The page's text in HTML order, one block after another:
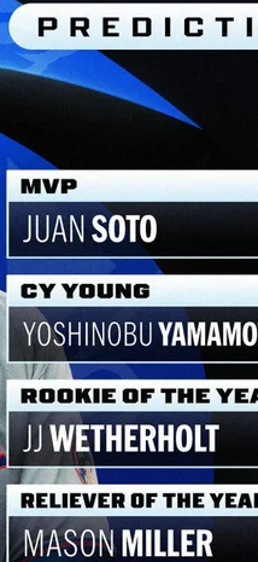
高級紙も驚愕した極限の
仕事効率の差が分かる数字
日かけて食べる量」店名は
地震が発生、大揺れの中
ト、実はそこら辺のトマ
まうwww
カー協会前代未聞の不祥事
の完全勝利をご覧くださ